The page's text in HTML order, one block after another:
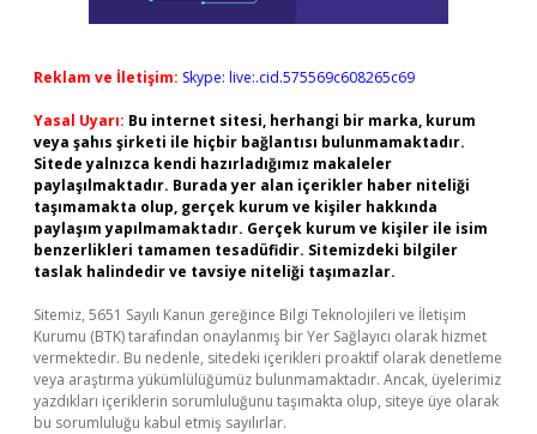
Reklam ve İletişim: Skype: live:.cid.575569c608265c69
Yasal Uyarı: Bu internet sitesi, herhangi bir marka, kurum
veya şahıs şirketi ile hiçbir bağlantısı bulunmamaktadır.
Sitede yalnızca kendi hazırladığımız makaleler
paylaşılmaktadır. Burada yer alan içerikler haber niteliği
taşımamakta olup, gerçek kurum ve kişiler hakkında
paylaşım yapılmamaktadır. Gerçek kurum ve kişiler ile isim
benzerlikleri tamamen tesadüfidir. Sitemizdeki bilgiler
taslak halindedir ve tavsiye niteliği taşımazlar.
Sitemiz, 5651 Sayılı Kanun gereğince Bilgi Teknolojileri ve İletişim
Kurumu (BTK) tarafından onaylanmış bir Yer Sağlayıcı olarak hizmet
vermektedir. Bu nedenle, sitedeki içerikleri proaktif olarak denetleme
veya araştırma yükümlülüğümüz bulunmamaktadır. Ancak, üyelerimiz
yazdıkları içeriklerin sorumluluğunu taşımakta olup, siteye üye olarak
bu sorumluluğu kabul etmiş sayılırlar.